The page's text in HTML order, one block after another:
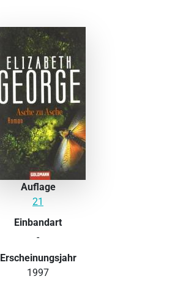
Auflage
21
Einbandart
-
Erscheinungsjahr
1997